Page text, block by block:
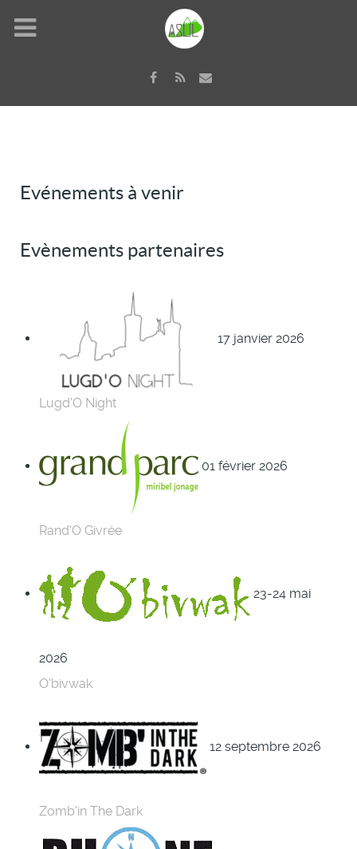
Evénements à venir
Evènements partenaires
17 janvier 2026
Lugd'O Night
01 février 2026
Rand'O Givrée
23-24 mai
2026
O'bivwak
12 septembre 2026
Zomb'in The Dark